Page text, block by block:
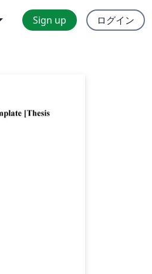
Sign up ログイン